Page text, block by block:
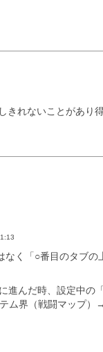
れないことがあり得
く「○番目のタブ
んだ時、設定中の
ム界（戦闘マップ